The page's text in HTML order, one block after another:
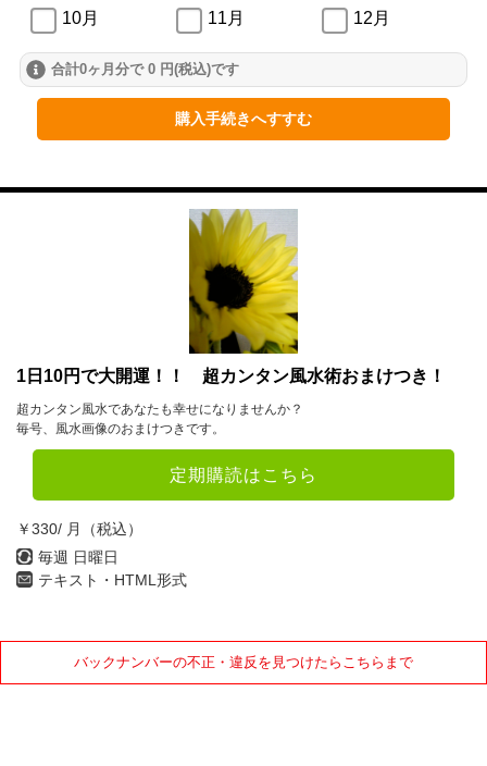
1日10円で大開運！！ 超カンタン風水術おまけつき！
超カンタン風水であなたも幸せになりませんか？
毎号、風水画像のおまけつきです。
定期購読はこちら
￥330/ 月（税込）
毎週 日曜日
テキスト・HTML形式
バックナンバーの不正・違反を見つけたらこちらまで
10月 11月 12月
2023年
2月
7月 8月 9月
11月
2月
4月 5月 6月
7月 8月
10月 11月 12月
1月
4月
10月 11月 12月
合計0ヶ月分で 0 円(税込)です
購入手続きへすすむ